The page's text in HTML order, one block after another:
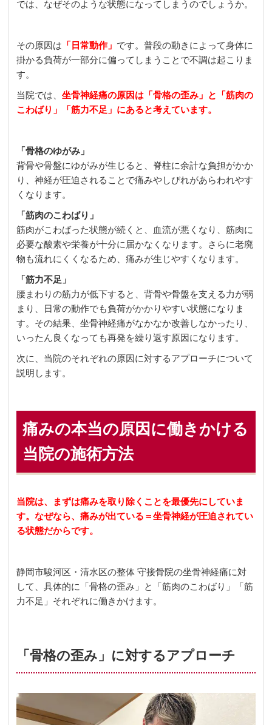
では、なぜそのような状態になってしまうのでしょうか。
その原因は 「日常動作」 です。普段の動きによって身体に
掛かる負荷が一部分に偏ってしまうことで不調は起こりま
す。
当院では、坐骨神経痛の原因は「骨格の歪み」と「筋肉の
こわばり」「筋力不足」にあると考えています。
「骨格のゆがみ」
背骨や骨盤にゆがみが生じると、脊柱に余計な負担がかか
り、神経が圧迫されることで痛みやしびれがあらわれやす
くなります。
「筋肉のこわばり」
筋肉がこわばった状態が続くと、血流が悪くなり、筋肉に
必要な酸素や栄養が十分に届かなくなります。さらに老廃
物も流れにくくなるため、痛みが生じやすくなります。
「筋力不足」
腰まわりの筋力が低下すると、背骨や骨盤を支える力が弱
まり、日常の動作でも負荷がかかりやすい状態になりま
す。その結果、坐骨神経痛がなかなか改善しなかったり、
いったん良くなっても再発を繰り返す原因になります。
次に、当院のそれぞれの原因に対するアプローチについて
説明します。
痛みの本当の原因に働きかける
当院の施術方法
当院は、まずは痛みを取り除くことを最優先にしていま
す。なぜなら、痛みが出ている＝坐骨神経が圧迫されてい
る状態だからです。
静岡市駿河区・清水区の整体 守接骨院の坐骨神経痛に対
して、具体的に「骨格の歪み」と「筋肉のこわばり」「筋
力不足」それぞれに働きかけます。
「骨格の歪み」に対するアプローチ